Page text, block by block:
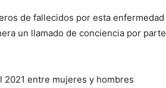
de fallecidos por esta enfermedad
un llamado de conciencia por parte
entre mujeres y hombres